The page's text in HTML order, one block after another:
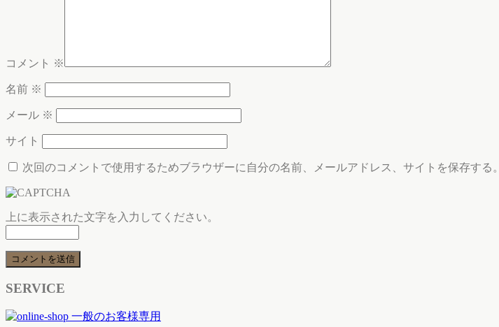
コメント ※
名前 ※
メール ※
サイト
次回のコメントで使用するためブラウザーに自分の名前、メールアドレス、サイトを保存する。
上に表示された文字を入力してください。
SERVICE